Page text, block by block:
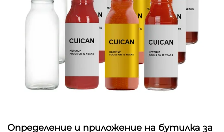
Определение и приложение на бутилка за